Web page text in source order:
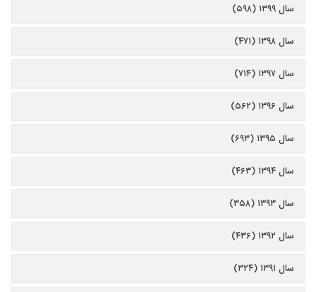
سال ۱۳۹۹ (۵۹۸)
سال ۱۳۹۸ (۴۷۱)
سال ۱۳۹۷ (۷۱۴)
سال ۱۳۹۶ (۵۶۲)
سال ۱۳۹۵ (۶۹۳)
سال ۱۳۹۴ (۴۶۳)
سال ۱۳۹۳ (۳۵۸)
سال ۱۳۹۲ (۴۳۶)
سال ۱۳۹۱ (۳۲۴)